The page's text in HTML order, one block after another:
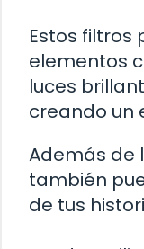
Estos
elementos
luces
creando un
Además de
también
de tus